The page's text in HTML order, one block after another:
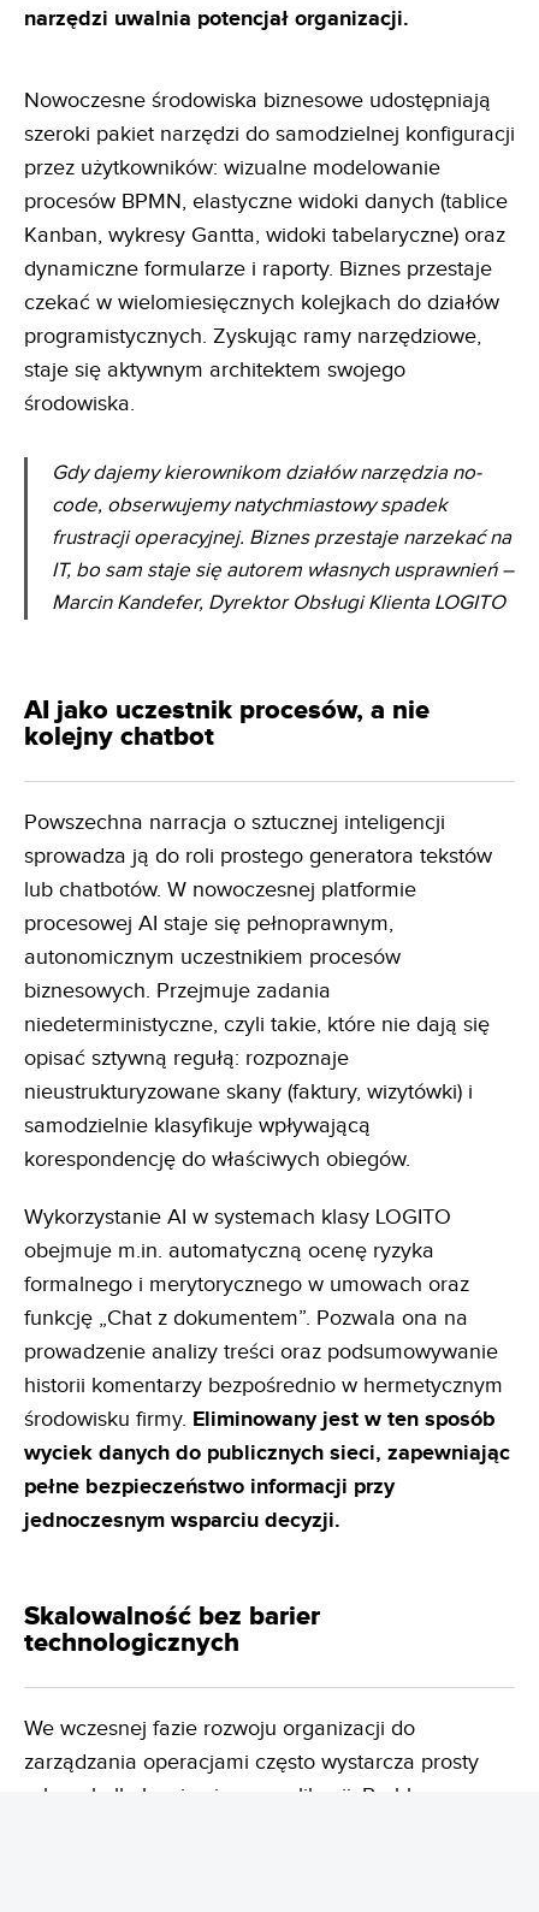
narzędzi uwalnia potencjał organizacji.
Nowoczesne środowiska biznesowe udostępniają
szeroki pakiet narzędzi do samodzielnej konfiguracji
przez użytkowników: wizualne modelowanie
procesów BPMN, elastyczne widoki danych (tablice
Kanban, wykresy Gantta, widoki tabelaryczne) oraz
dynamiczne formularze i raporty. Biznes przestaje
czekać w wielomiesięcznych kolejkach do działów
programistycznych. Zyskując ramy narzędziowe,
staje się aktywnym architektem swojego
środowiska.
Gdy dajemy kierownikom działów narzędzia no-
code, obserwujemy natychmiastowy spadek
frustracji operacyjnej. Biznes przestaje narzekać na
IT, bo sam staje się autorem własnych usprawnień–
Marcin Kandefer, Dyrektor Obsługi Klienta LOGITO
AI jako uczestnik procesów, a nie
kolejny chatbot
Powszechna narracja o sztucznej inteligencji
sprowadza ją do roli prostego generatora tekstów
lub chatbotów. W nowoczesnej platformie
procesowej AI staje się pełnoprawnym,
autonomicznym uczestnikiem procesów
biznesowych. Przejmuje zadania
niedeterministyczne, czyli takie, które nie dają się
opisać sztywną regułą: rozpoznaje
nieustrukturyzowane skany (faktury, wizytówki) i
samodzielnie klasyfikuje wpływającą
korespondencję do właściwych obiegów.
Wykorzystanie AI w systemach klasy LOGITO
obejmuje m.in. automatyczną ocenę ryzyka
formalnego i merytorycznego w umowach oraz
funkcję „Chat z dokumentem”. Pozwala ona na
prowadzenie analizy treści oraz podsumowywanie
historii komentarzy bezpośrednio w hermetycznym
środowisku firmy. Eliminowany jest w ten sposób
wyciek danych do publicznych sieci, zapewniając
pełne bezpieczeństwo informacji przy
jednoczesnym wsparciu decyzji.
Skalowalność bez barier
technologicznych
We wczesnej fazie rozwoju organizacji do
zarządzania operacjami często wystarcza prosty
arkusz kalkulacyjny i parę aplikacji. Problem